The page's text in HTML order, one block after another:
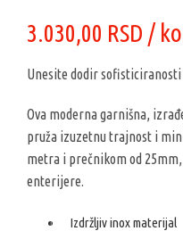
3.030,00 RSD /
Unesite dodir sofisticiranosti
Ova moderna garnišna,
pruža izuzetnu trajnost i
metra i prečnikom od
enterijere.
Izdržljiv inox materijal